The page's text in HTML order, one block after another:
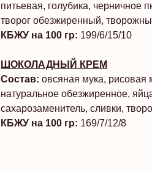
питьевая, голубика, черничное
творог обезжиренный,
КБЖУ на 100 гр: 199/6/15/10
ШОКОЛАДНЫЙ КРЕМ
Состав: овсяная мука, рисовая
натуральное обезжиренное,
сахарозаменитель, сливки,
КБЖУ на 100 гр: 169/7/12/8